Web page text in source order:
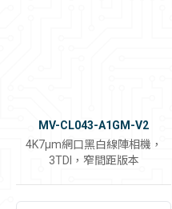
MV-CL043-A1GM-V2
4K7μm網口黑白線陣相機，
3TDI，窄間距版本